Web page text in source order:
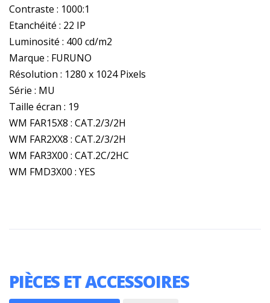
Contraste : 1000:1
Etanchéité : 22 IP
Luminosité : 400 cd/m2
Marque : FURUNO
Résolution : 1280 x 1024 Pixels
Série : MU
Taille écran : 19
WM FAR15X8 : CAT.2/3/2H
WM FAR2XX8 : CAT.2/3/2H
WM FAR3X00 : CAT.2C/2HC
WM FMD3X00 : YES
PIÈCES ET ACCESSOIRES